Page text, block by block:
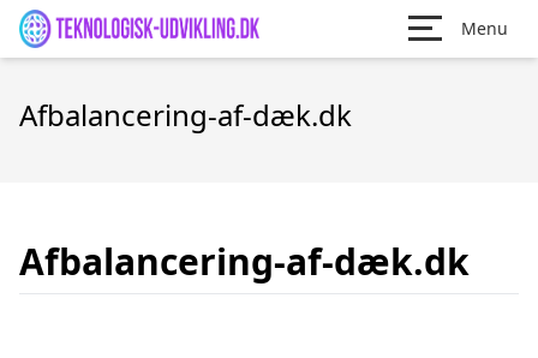
Menu
Afbalancering-af-dæk.dk
Afbalancering-af-dæk.dk